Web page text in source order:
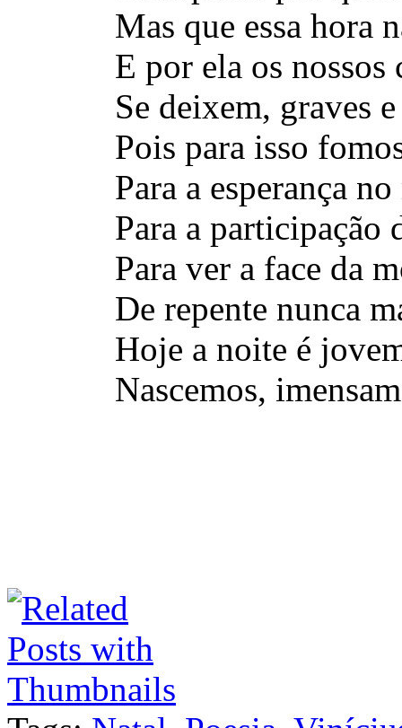
Mas que essa hora
E por ela os nossos
Se deixem, graves
Pois para isso
Para a esperança
Para a participação
Para ver a face da
De repente nunca
Hoje a noite é
Nascemos,